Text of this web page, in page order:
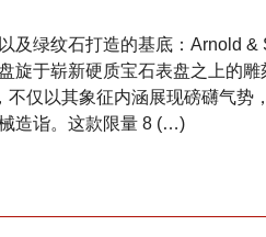
及绿纹石打造的基底：Arnold &
旋于崭新硬质宝石表盘之上的
不仅以其象征内涵展现磅礴气势
造诣。这款限量 8 (…)